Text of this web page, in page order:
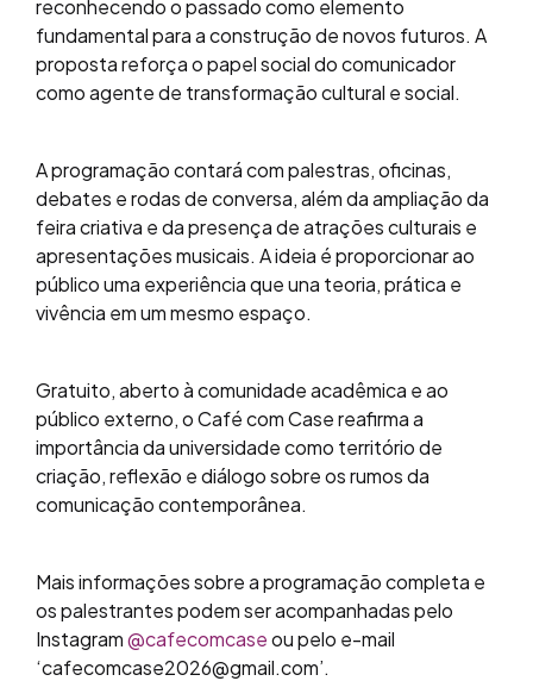
reconhecendo o passado como elemento
fundamental para a construção de novos futuros. A
proposta reforça o papel social do comunicador
como agente de transformação cultural e social.
A programação contará com palestras, oficinas,
debates e rodas de conversa, além da ampliação da
feira criativa e da presença de atrações culturais e
apresentações musicais. A ideia é proporcionar ao
público uma experiência que una teoria, prática e
vivência em um mesmo espaço.
Gratuito, aberto à comunidade acadêmica e ao
público externo, o Café com Case reafirma a
importância da universidade como território de
criação, reflexão e diálogo sobre os rumos da
comunicação contemporânea.
Mais informações sobre a programação completa e
os palestrantes podem ser acompanhadas pelo
Instagram@cafecomcaseou pelo e-mail
‘cafecomcase2026@gmail.com’.